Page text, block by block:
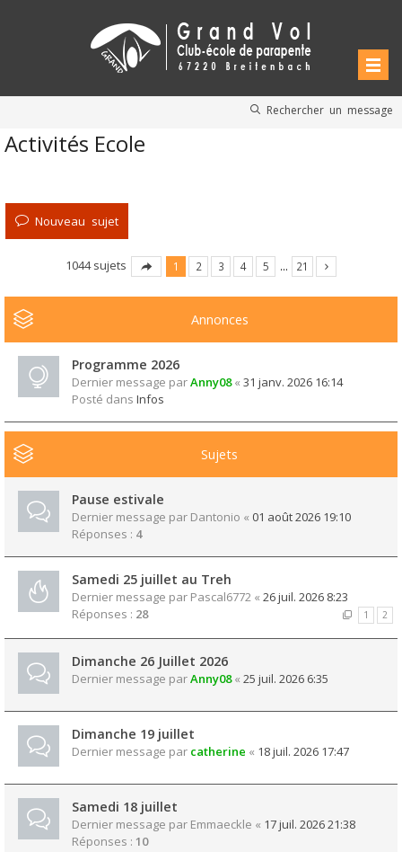
Rechercher un message
Activités Ecole
Nouveau sujet
1044 sujets 1 2 3 4 5 … 21
Annonces
Programme 2026
Dernier message parAnny08« 31 janv. 2026 16:14
Posté dans Infos
Sujets
Pause estivale
Dernier message par Dantonio « 01 août 2026 19:10
Réponses : 4
Samedi 25 juillet au Treh
Dernier message par Pascal6772 « 26 juil. 2026 8:23
Réponses : 28 1 2
Dimanche 26 Juillet 2026
Dernier message parAnny08« 25 juil. 2026 6:35
Dimanche 19 juillet
Dernier message par catherine « 18 juil. 2026 17:47
Samedi 18 juillet
Dernier message par Emmaeckle « 17 juil. 2026 21:38
Réponses : 10